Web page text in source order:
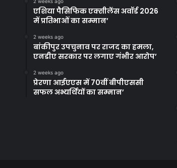
एशिया पैसिफिक एक्सीलेंस अवॉर्ड 2026
में प्रतिभाओं का सम्मान’
2 weeks ago
बांकीपुर उपचुनाव पर राजद का हमला,
एनडीए सरकार पर लगाए गंभीर आरोप’
2 weeks ago
प्रेरणा आईएएस में 70वीं बीपीएससी
सफल अभ्यर्थियों का सम्मान’